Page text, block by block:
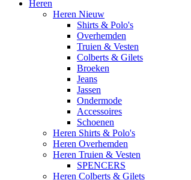
Heren
Heren Nieuw
Shirts & Polo's
Overhemden
Truien & Vesten
Colberts & Gilets
Broeken
Jeans
Jassen
Ondermode
Accessoires
Schoenen
Heren Shirts & Polo's
Heren Overhemden
Heren Truien & Vesten
SPENCERS
Heren Colberts & Gilets